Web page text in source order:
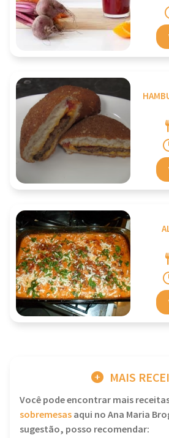
MAIS
Você pode encontrar mais
sobremesasaqui no Ana Maria
sugestão, posso recomendar: